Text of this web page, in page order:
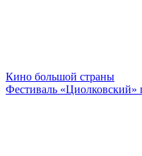
Кино большой страны
Фестиваль «Циолковский»